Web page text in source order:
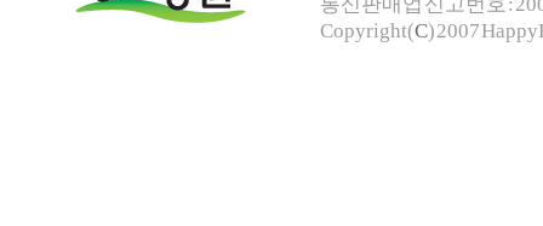
Copyright(C) 2007